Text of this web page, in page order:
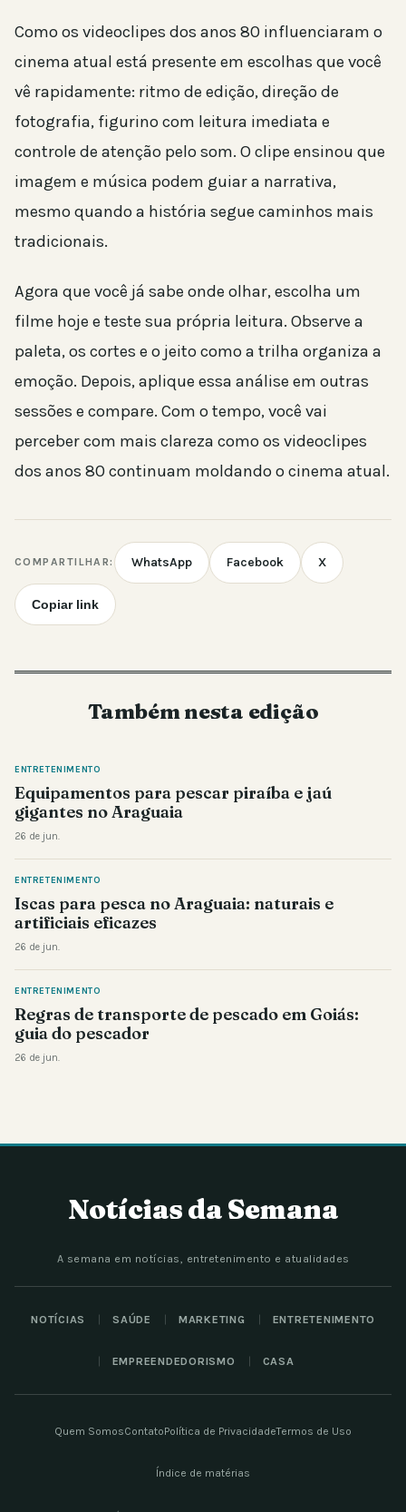
Como os videoclipes dos anos 80 influenciaram o
cinema atual está presente em escolhas que você
vê rapidamente: ritmo de edição, direção de
fotografia, figurino com leitura imediata e
controle de atenção pelo som. O clipe ensinou que
imagem e música podem guiar a narrativa,
mesmo quando a história segue caminhos mais
tradicionais.
Agora que você já sabe onde olhar, escolha um
filme hoje e teste sua própria leitura. Observe a
paleta, os cortes e o jeito como a trilha organiza a
emoção. Depois, aplique essa análise em outras
sessões e compare. Com o tempo, você vai
perceber com mais clareza como os videoclipes
dos anos 80 continuam moldando o cinema atual.
COMPARTILHAR: WhatsApp Facebook X
Copiar link
Também nesta edição
ENTRETENIMENTO
Equipamentos para pescar piraíba e jaú
gigantes no Araguaia
26 de jun.
ENTRETENIMENTO
Iscas para pesca no Araguaia: naturais e
artificiais eficazes
26 de jun.
ENTRETENIMENTO
Regras de transporte de pescado em Goiás:
guia do pescador
26 de jun.
Notícias da Semana
A semana em notícias, entretenimento e atualidades
NOTÍCIAS SAÚDE MARKETING ENTRETENIMENTO
EMPREENDEDORISMO CASA
Quem SomosContatoPolítica de PrivacidadeTermos de Uso
Índice de matérias